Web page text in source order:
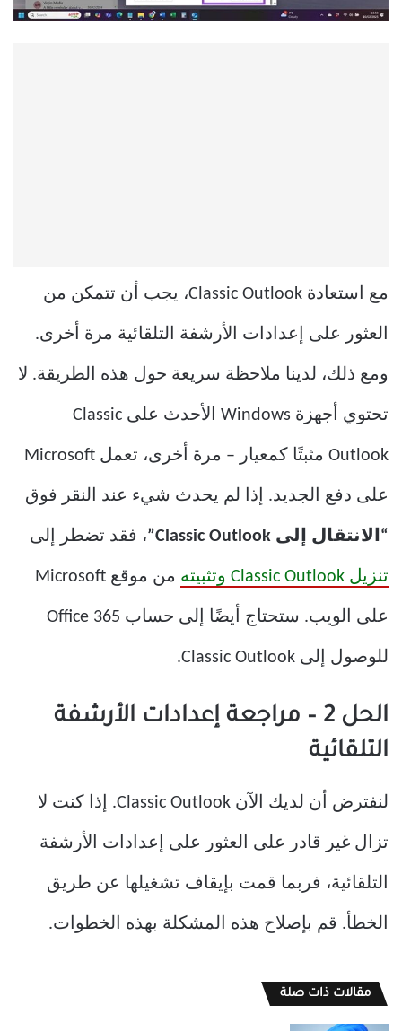
مع استعادة Classic Outlook، يجب أن تتمكن من
العثور على إعدادات الأرشفة التلقائية مرة أخرى.
ومع ذلك، لدينا ملاحظة سريعة حول هذه الطريقة. لا
تحتوي أجهزة Windows الأحدث على Classic
Outlook مثبتًا كمعيار – مرة أخرى، تعمل Microsoft
على دفع الجديد. إذا لم يحدث شيء عند النقر فوق
“الانتقال إلى Classic Outlook” ، فقد تضطر إلى
تنزيل Classic Outlook وتثبيته من موقع Microsoft
على الويب. ستحتاج أيضًا إلى حساب Office 365
للوصول إلى Classic Outlook.
الحل 2 – مراجعة إعدادات الأرشفة
التلقائية
لنفترض أن لديك الآن Classic Outlook. إذا كنت لا
تزال غير قادر على العثور على إعدادات الأرشفة
التلقائية، فربما قمت بإيقاف تشغيلها عن طريق
الخطأ. قم بإصلاح هذه المشكلة بهذه الخطوات.
مقالات ذات صلة